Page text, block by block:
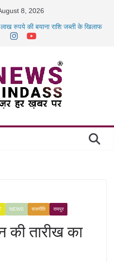
8, 2026
रुपये की बयाना राशि जब्ती के खिलाफ
बड़ा एक्शन: 13 म्यूल बैंक खाताधारक
NEWS राजनीति रायपुर
तारीख का